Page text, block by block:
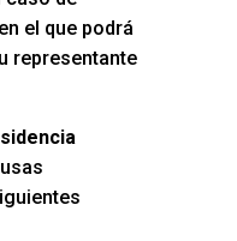
el que podrá
representante